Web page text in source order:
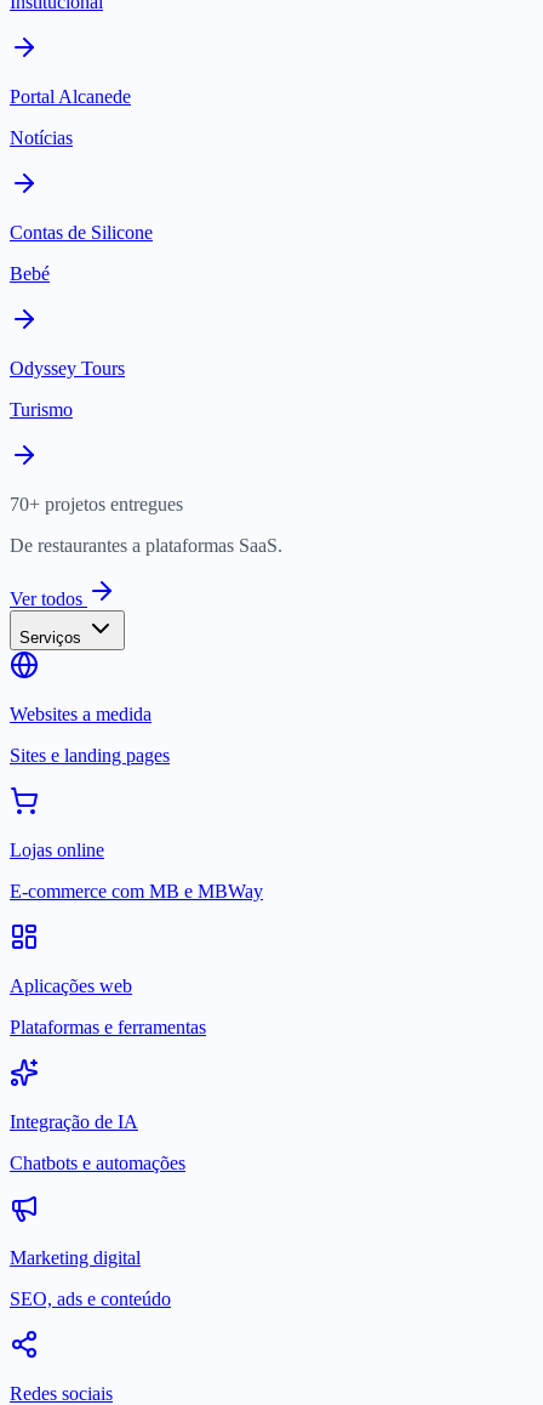
Portal Alcanede
Notícias
Contas de Silicone
Bebé
Odyssey Tours
Turismo
70+ projetos entregues
De restaurantes a plataformas SaaS.
Ver todos
Serviços
Websites a medida
Sites e landing pages
Lojas online
E-commerce com MB e MBWay
Aplicações web
Plataformas e ferramentas
Integração de IA
Chatbots e automações
Marketing digital
SEO, ads e conteúdo
Redes sociais